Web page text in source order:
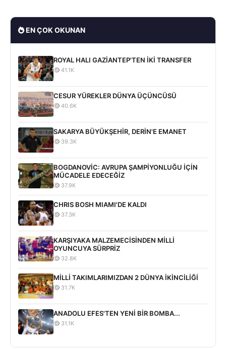
EN ÇOK OKUNAN
ROYAL HALI GAZİANTEP'TEN İKİ TRANSFER
41.1K
CESUR YÜREKLER DÜNYA ÜÇÜNCÜSÜ
40.6K
SAKARYA BÜYÜKŞEHİR, DERİN'E EMANET
39.3K
BOGDANOVİC: AVRUPA ŞAMPİYONLUĞU İÇİN
MÜCADELE EDECEĞİZ
37.9K
CHRIS BOSH MIAMI'DE KALDI
37.3K
KARŞIYAKA MALZEMECİSİNDEN MİLLİ
OYUNCUYA SÜRPRİZ
32.8K
MİLLİ TAKIMLARIMIZDAN 2 DÜNYA İKİNCİLİĞİ
31.7K
ANADOLU EFES'TEN YENİ BİR BOMBA...
31.1K